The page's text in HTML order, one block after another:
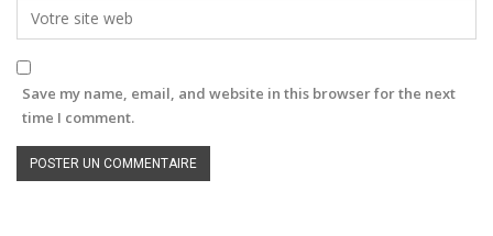
Save my name, email, and website in this browser for the next
time I comment.